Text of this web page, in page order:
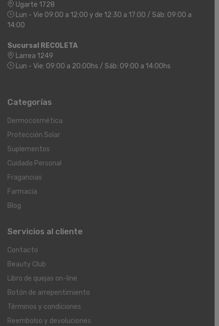
Ugarte 1728
Lun - Vie 09:00 a 12:00 y de 12:30 a 17:00 / Sáb: 09:00 a
14:00
Sucursal RECOLETA
Larrea 1249
Lun - Vie: 09:00 a 20:00hs / Sáb: 09:00 a 14:00hs
Categorías
Dermocosmética
Protección Solar
Suplementos
Cuidado Personal
Fragancias
Farmacia
Blog
Servicios al cliente
Contacto
Beauty Club
Libro de quejas on-line
Botón de arrepentimiento
Términos y condiciones
Reembolso y devoluciones